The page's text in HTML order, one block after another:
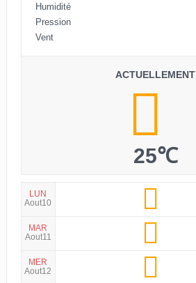
Humidité
Pression
Vent
ACTUELLEMENT
25℃
LUN
Aout10
MAR
Aout11
MER
Aout12